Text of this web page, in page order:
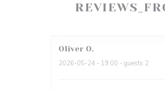
Oliver O
2026-05-24 - 19:00 - guests 2